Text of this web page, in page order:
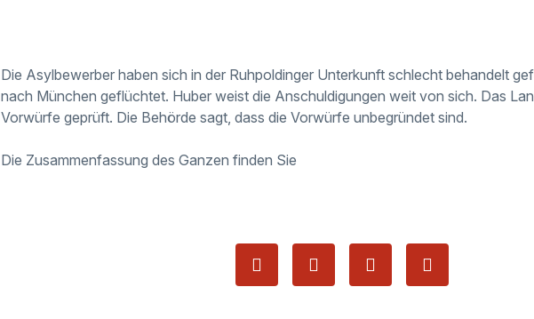
Die Asylbewerber haben sich in der Ruhpoldinger Unterkunft schlecht behandelt
nach München geflüchtet. Huber weist die Anschuldigungen weit von sich. Das
Vorwürfe geprüft. Die Behörde sagt, dass die Vorwürfe unbegründet sind.
Die Zusammenfassung des Ganzen finden Sie